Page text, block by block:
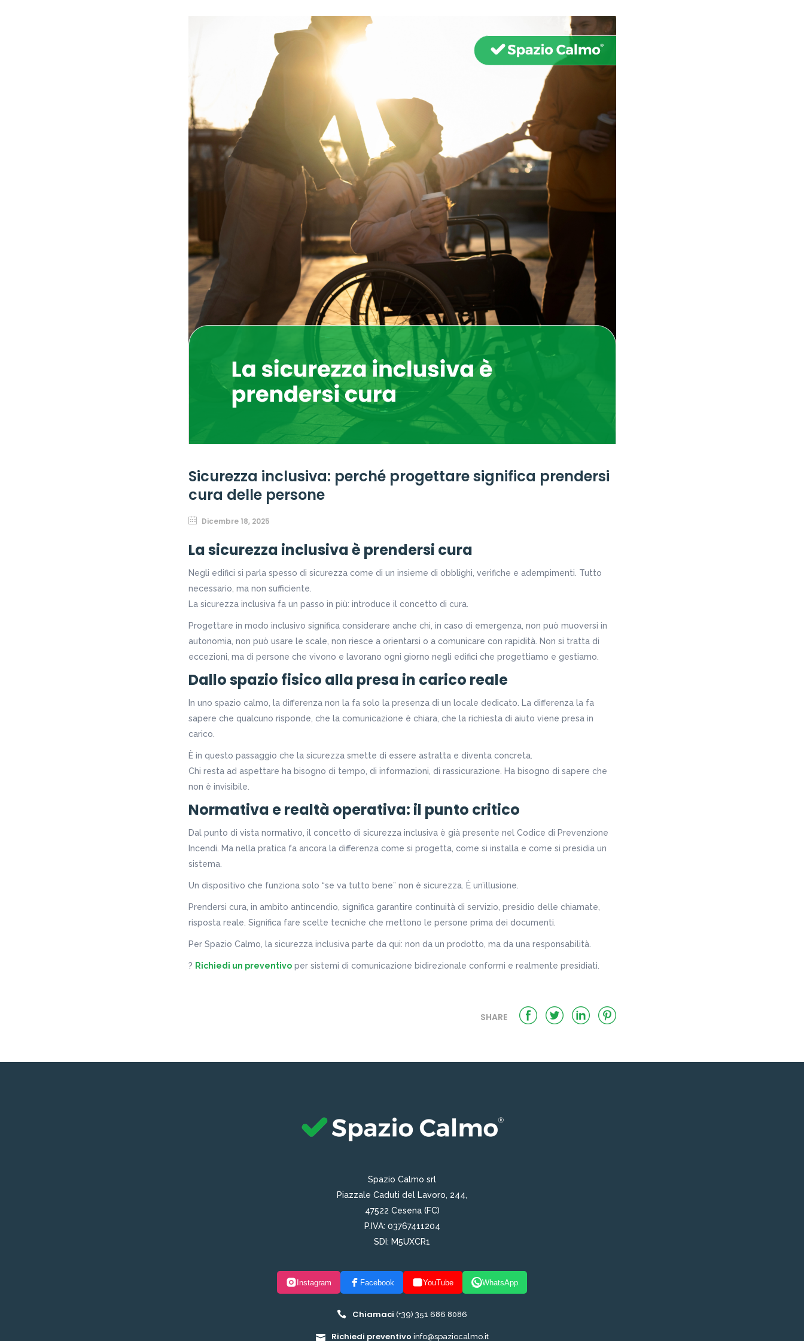
Sicurezza inclusiva: perché progettare significa prendersi
cura delle persone
Dicembre 18, 2025
La sicurezza inclusiva è prendersi cura
Negli edifici si parla spesso di sicurezza come di un insieme di obblighi, verifiche e adempimenti. Tutto
necessario, ma non sufficiente.
La sicurezza inclusiva fa un passo in più: introduce il concetto di cura.
Progettare in modo inclusivo significa considerare anche chi, in caso di emergenza, non può muoversi in
autonomia, non può usare le scale, non riesce a orientarsi o a comunicare con rapidità. Non si tratta di
eccezioni, ma di persone che vivono e lavorano ogni giorno negli edifici che progettiamo e gestiamo.
Dallo spazio fisico alla presa in carico reale
In uno spazio calmo, la differenza non la fa solo la presenza di un locale dedicato. La differenza la fa
sapere che qualcuno risponde, che la comunicazione è chiara, che la richiesta di aiuto viene presa in
carico.
È in questo passaggio che la sicurezza smette di essere astratta e diventa concreta.
Chi resta ad aspettare ha bisogno di tempo, di informazioni, di rassicurazione. Ha bisogno di sapere che
non è invisibile.
Normativa e realtà operativa: il punto critico
Dal punto di vista normativo, il concetto di sicurezza inclusiva è già presente nel Codice di Prevenzione
Incendi. Ma nella pratica fa ancora la differenza come si progetta, come si installa e come si presidia un
sistema.
Un dispositivo che funziona solo “se va tutto bene” non è sicurezza. È un’illusione.
Prendersi cura, in ambito antincendio, significa garantire continuità di servizio, presidio delle chiamate,
risposta reale. Significa fare scelte tecniche che mettono le persone prima dei documenti.
Per Spazio Calmo, la sicurezza inclusiva parte da qui: non da un prodotto, ma da una responsabilità.
? Richiedi un preventivoper sistemi di comunicazione bidirezionale conformi e realmente presidiati.
SHARE
Spazio Calmo srl
Piazzale Caduti del Lavoro, 244,
47522 Cesena (FC)
P.IVA: 03767411204
SDI: M5UXCR1
Instagram Facebook YouTube WhatsApp
Chiamaci (+39) 351 686 8086
Richiedi preventivo info@spaziocalmo.it